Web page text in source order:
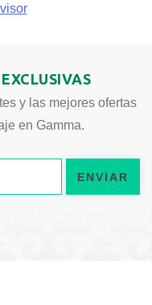
Opens in a new tab.
y las mejores ofertas
en Gamma.
ENVIAR